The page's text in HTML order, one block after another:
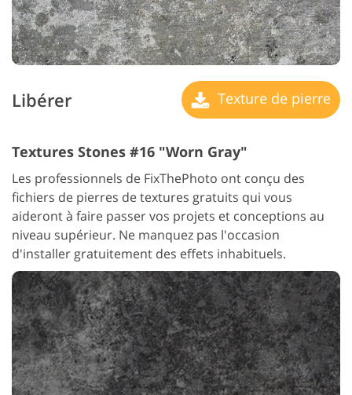
Libérer Texture de pierre
Textures Stones #16 "Worn Gray"
Les professionnels de FixThePhoto ont conçu des
fichiers de pierres de textures gratuits qui vous
aideront à faire passer vos projets et conceptions au
niveau supérieur. Ne manquez pas l'occasion
d'installer gratuitement des effets inhabituels.